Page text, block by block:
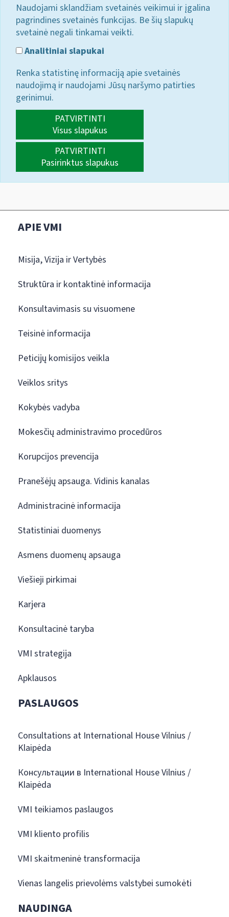
Naudojami sklandžiam svetainės veikimui ir įgalina
pagrindines svetainės funkcijas. Be šių slapukų
svetainė negali tinkamai veikti.
Analitiniai slapukai
Renka statistinę informaciją apie svetainės
naudojimą ir naudojami Jūsų naršymo patirties
gerinimui.
PATVIRTINTI
Visus slapukus
PATVIRTINTI
Pasirinktus slapukus
APIE VMI
Misija, Vizija ir Vertybės
Struktūra ir kontaktinė informacija
Konsultavimasis su visuomene
Teisinė informacija
Peticijų komisijos veikla
Veiklos sritys
Kokybės vadyba
Mokesčių administravimo procedūros
Korupcijos prevencija
Pranešėjų apsauga. Vidinis kanalas
Administracinė informacija
Statistiniai duomenys
Asmens duomenų apsauga
Viešieji pirkimai
Karjera
Konsultacinė taryba
VMI strategija
Apklausos
PASLAUGOS
Consultations at International House Vilnius /
Klaipėda
Консультации в International House Vilnius /
Klaipėda
VMI teikiamos paslaugos
VMI kliento profilis
VMI skaitmeninė transformacija
Vienas langelis prievolėms valstybei sumokėti
NAUDINGA